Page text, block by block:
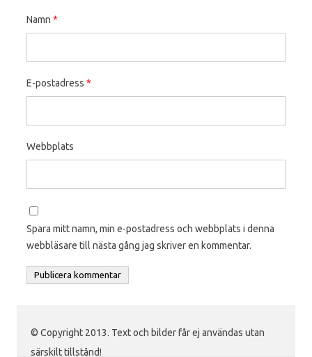
Namn *
E-postadress *
Webbplats
Spara mitt namn, min e-postadress och webbplats i denna
webbläsare till nästa gång jag skriver en kommentar.
© Copyright 2013. Text och bilder får ej användas utan
särskilt tillstånd!